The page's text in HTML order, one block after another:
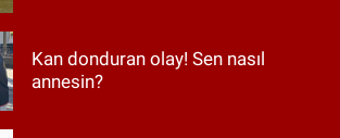
Kan donduran olay! Sen nasıl
annesin?